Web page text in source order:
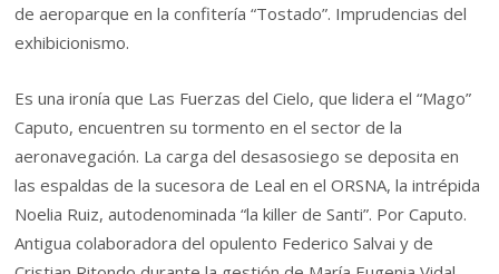
de aeroparque en la confitería “Tostado”. Imprudencias del
exhibicionismo.
Es una ironía que Las Fuerzas del Cielo, que lidera el “Mago”
Caputo, encuentren su tormento en el sector de la
aeronavegación. La carga del desasosiego se deposita en
las espaldas de la sucesora de Leal en el ORSNA, la intrépida
Noelia Ruiz, autodenominada “la killer de Santi”. Por Caputo.
Antigua colaboradora del opulento Federico Salvai y de